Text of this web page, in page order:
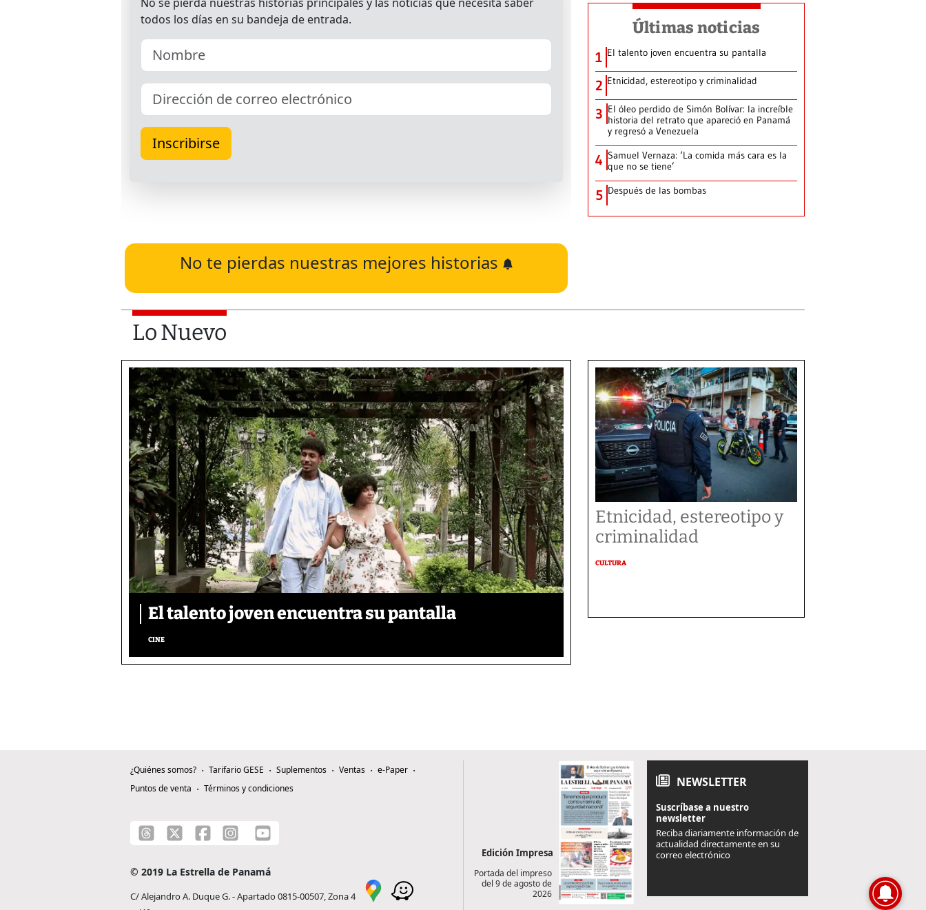
No te pierdas nuestras mejores historias
Últimas noticias
1 El talento joven encuentra su pantalla​
2 Etnicidad, estereotipo y criminalidad
3 El óleo perdido de Simón Bolívar: la increíble
historia del retrato que apareció en Panamá
y regresó a Venezuela
4 Samuel Vernaza: ‘La comida más cara es la
que no se tiene’
5 Después de las bombas
Lo Nuevo
El talento joven encuentra su pantalla​
CINE
Etnicidad, estereotipo y
criminalidad
CULTURA
¿Quiénes somos? Tarifario GESE Suplementos Ventas
e-Paper
Puntos de venta
Términos y condiciones
© 2019 La Estrella de Panamá
C/ Alejandro A. Duque G. - Apartado 0815-00507, Zona 4
Edición Impresa
Portada del impreso
del 9 de agosto de
2026
NEWSLETTER
Suscríbase a nuestro
newsletter
Reciba diariamente información de
actualidad directamente en su
correo electrónico